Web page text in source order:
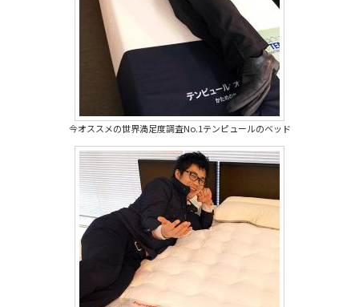
今オススメの世界満足度調査No.1テンピュールのベッド